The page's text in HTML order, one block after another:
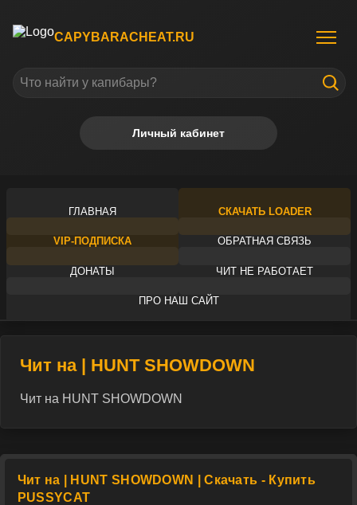
CAPYBARACHEAT.RU
Личный кабинет
ГЛАВНАЯ СКАЧАТЬ LOADER
VIP-ПОДПИСКА ОБРАТНАЯ СВЯЗЬ
ДОНАТЫ ЧИТ НЕ РАБОТАЕТ
ПРО НАШ САЙТ
Чит на | HUNT SHOWDOWN
Чит на HUNT SHOWDOWN
Чит на | HUNT SHOWDOWN | Скачать - Купить
PUSSYCAT